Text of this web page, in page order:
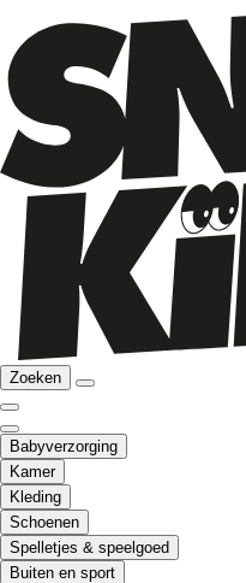
Zoeken
Babyverzorging
Kamer
Kleding
Schoenen
Spelletjes & speelgoed
Buiten en sport